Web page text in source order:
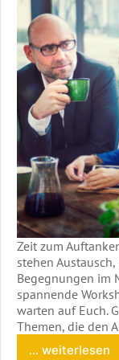
Zeit zum
stehen
Begegnungen im
spannende
warten auf Euch.
Themen, die den
... weiterlesen